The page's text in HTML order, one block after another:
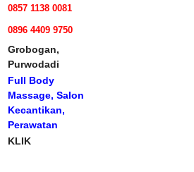
0857 1138 0081
0896 4409 9750
Grobogan,
Purwodadi
Full Body
Massage, Salon
Kecantikan,
Perawatan
KLIK